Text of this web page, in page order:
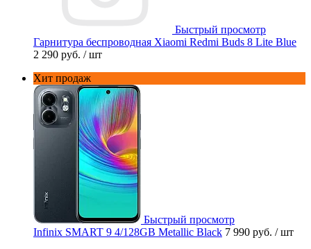
Быстрый просмотр
Гарнитура беспроводная Xiaomi Redmi Buds 8 Lite Blue
2 290 руб. / шт
Хит продаж
Быстрый просмотр
Infinix SMART 9 4/128GB Metallic Black 7 990 руб. / шт